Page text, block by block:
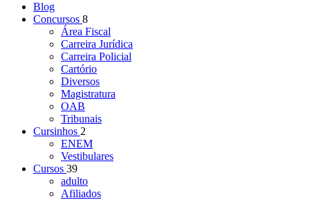
Blog
Concursos 8
Área Fiscal
Carreira Jurídica
Carreira Policial
Cartório
Diversos
Magistratura
OAB
Tribunais
Cursinhos 2
ENEM
Vestibulares
Cursos 39
adulto
Afiliados